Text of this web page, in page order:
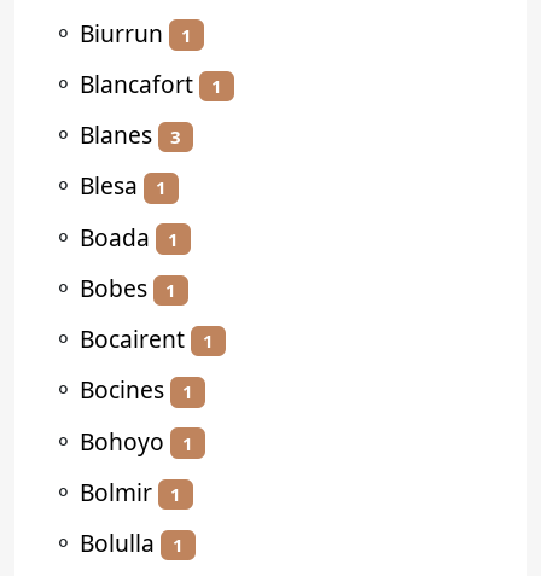
⚬ Biurrun 1
⚬ Blancafort 1
⚬ Blanes 3
⚬ Blesa 1
⚬ Boada 1
⚬ Bobes 1
⚬ Bocairent 1
⚬ Bocines 1
⚬ Bohoyo 1
⚬ Bolmir 1
⚬ Bolulla 1